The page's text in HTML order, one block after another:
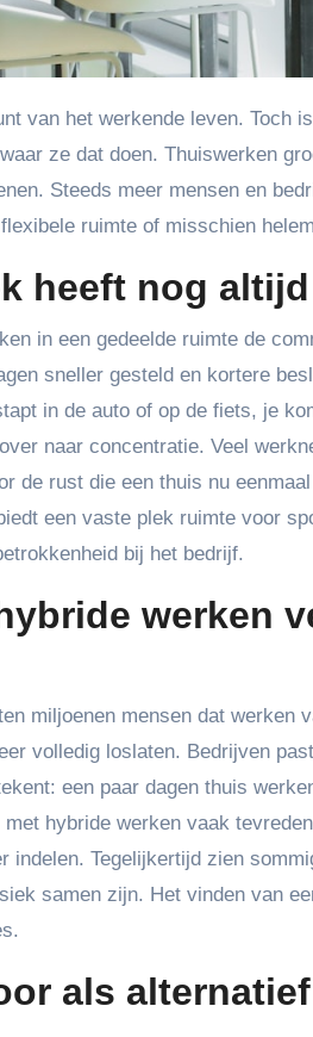
ze dat doen. Thuiswerken
Steeds meer mensen en
ruimte of misschien
heeft nog
in een gedeelde ruimte de
sneller gesteld en kortere
in de auto of op de fiets, je
naar concentratie. Veel
de rust die een thuis nu
een vaste plek ruimte voor
bij het bedrijf.
werken
miljoenen mensen dat werken
volledig loslaten. Bedrijven
een paar dagen thuis
hybride werken vaak
indelen. Tegelijkertijd zien
samen zijn. Het vinden van
als